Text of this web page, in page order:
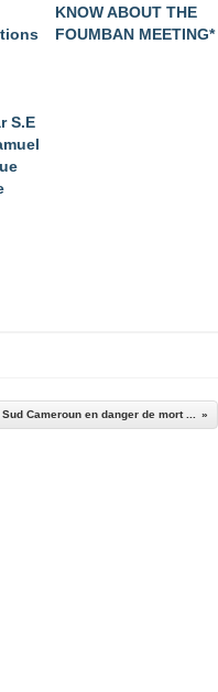
S.E
KNOW ABOUT THE
FOUMBAN MEETING*
Cameroun en danger de mort ...